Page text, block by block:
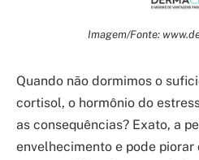
Imagem/Fonte:
Quando não dormimos o
cortisol, o hormônio do
as consequências? Exato, a
envelhecimento e pode